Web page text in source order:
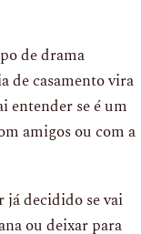
de drama
de casamento vira
entender se é um
amigos ou com a
já decidido se vai
ou deixar para